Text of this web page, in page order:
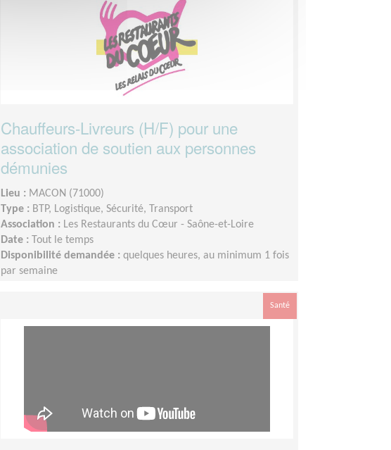
Chauffeurs-Livreurs (H/F) pour une
association de soutien aux personnes
démunies
Lieu : MACON (71000)
Type : BTP, Logistique, Sécurité, Transport
Association : Les Restaurants du Cœur - Saône-et-Loire
Date :
Tout le temps
Disponibilité demandée : quelques heures, au minimum 1 fois
par semaine
Santé